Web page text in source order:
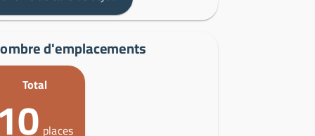
d'emplacements
Total
places